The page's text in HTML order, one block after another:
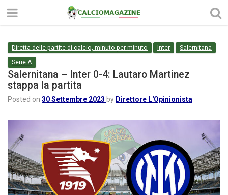
Diretta delle partite di calcio, minuto per minuto Inter
Salernitana
Serie A
Salernitana – Inter 0-4: Lautaro Martinez
stappa la partita
Posted on 30 Settembre 2023 by Direttore L'Opinionista